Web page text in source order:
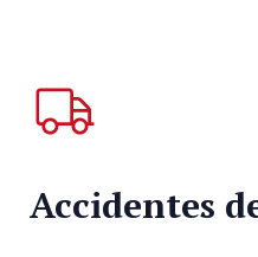
Accidentes